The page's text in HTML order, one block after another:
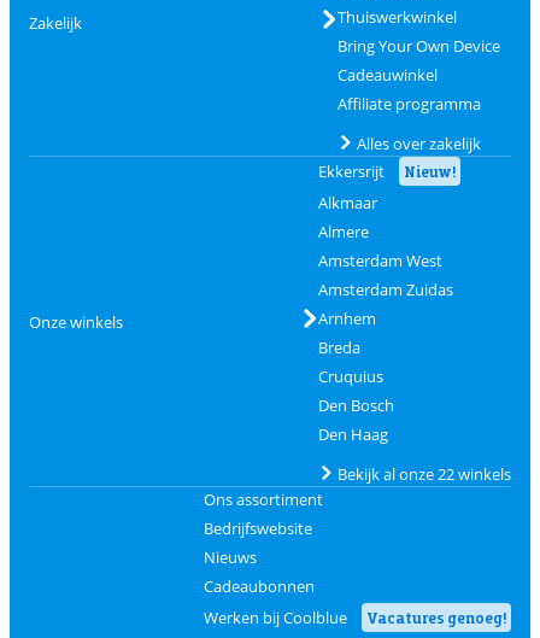
Zakelijk
Thuiswerkwinkel
Bring Your Own Device
Cadeauwinkel
Affiliate programma
Alles over zakelijk
Onze winkels
Ekkersrijt Nieuw!
Alkmaar
Almere
Amsterdam West
Amsterdam Zuidas
Arnhem
Breda
Cruquius
Den Bosch
Den Haag
Bekijk al onze 22 winkels
Ons assortiment
Bedrijfswebsite
Nieuws
Cadeaubonnen
Werken bij Coolblue
Vacatures genoeg!